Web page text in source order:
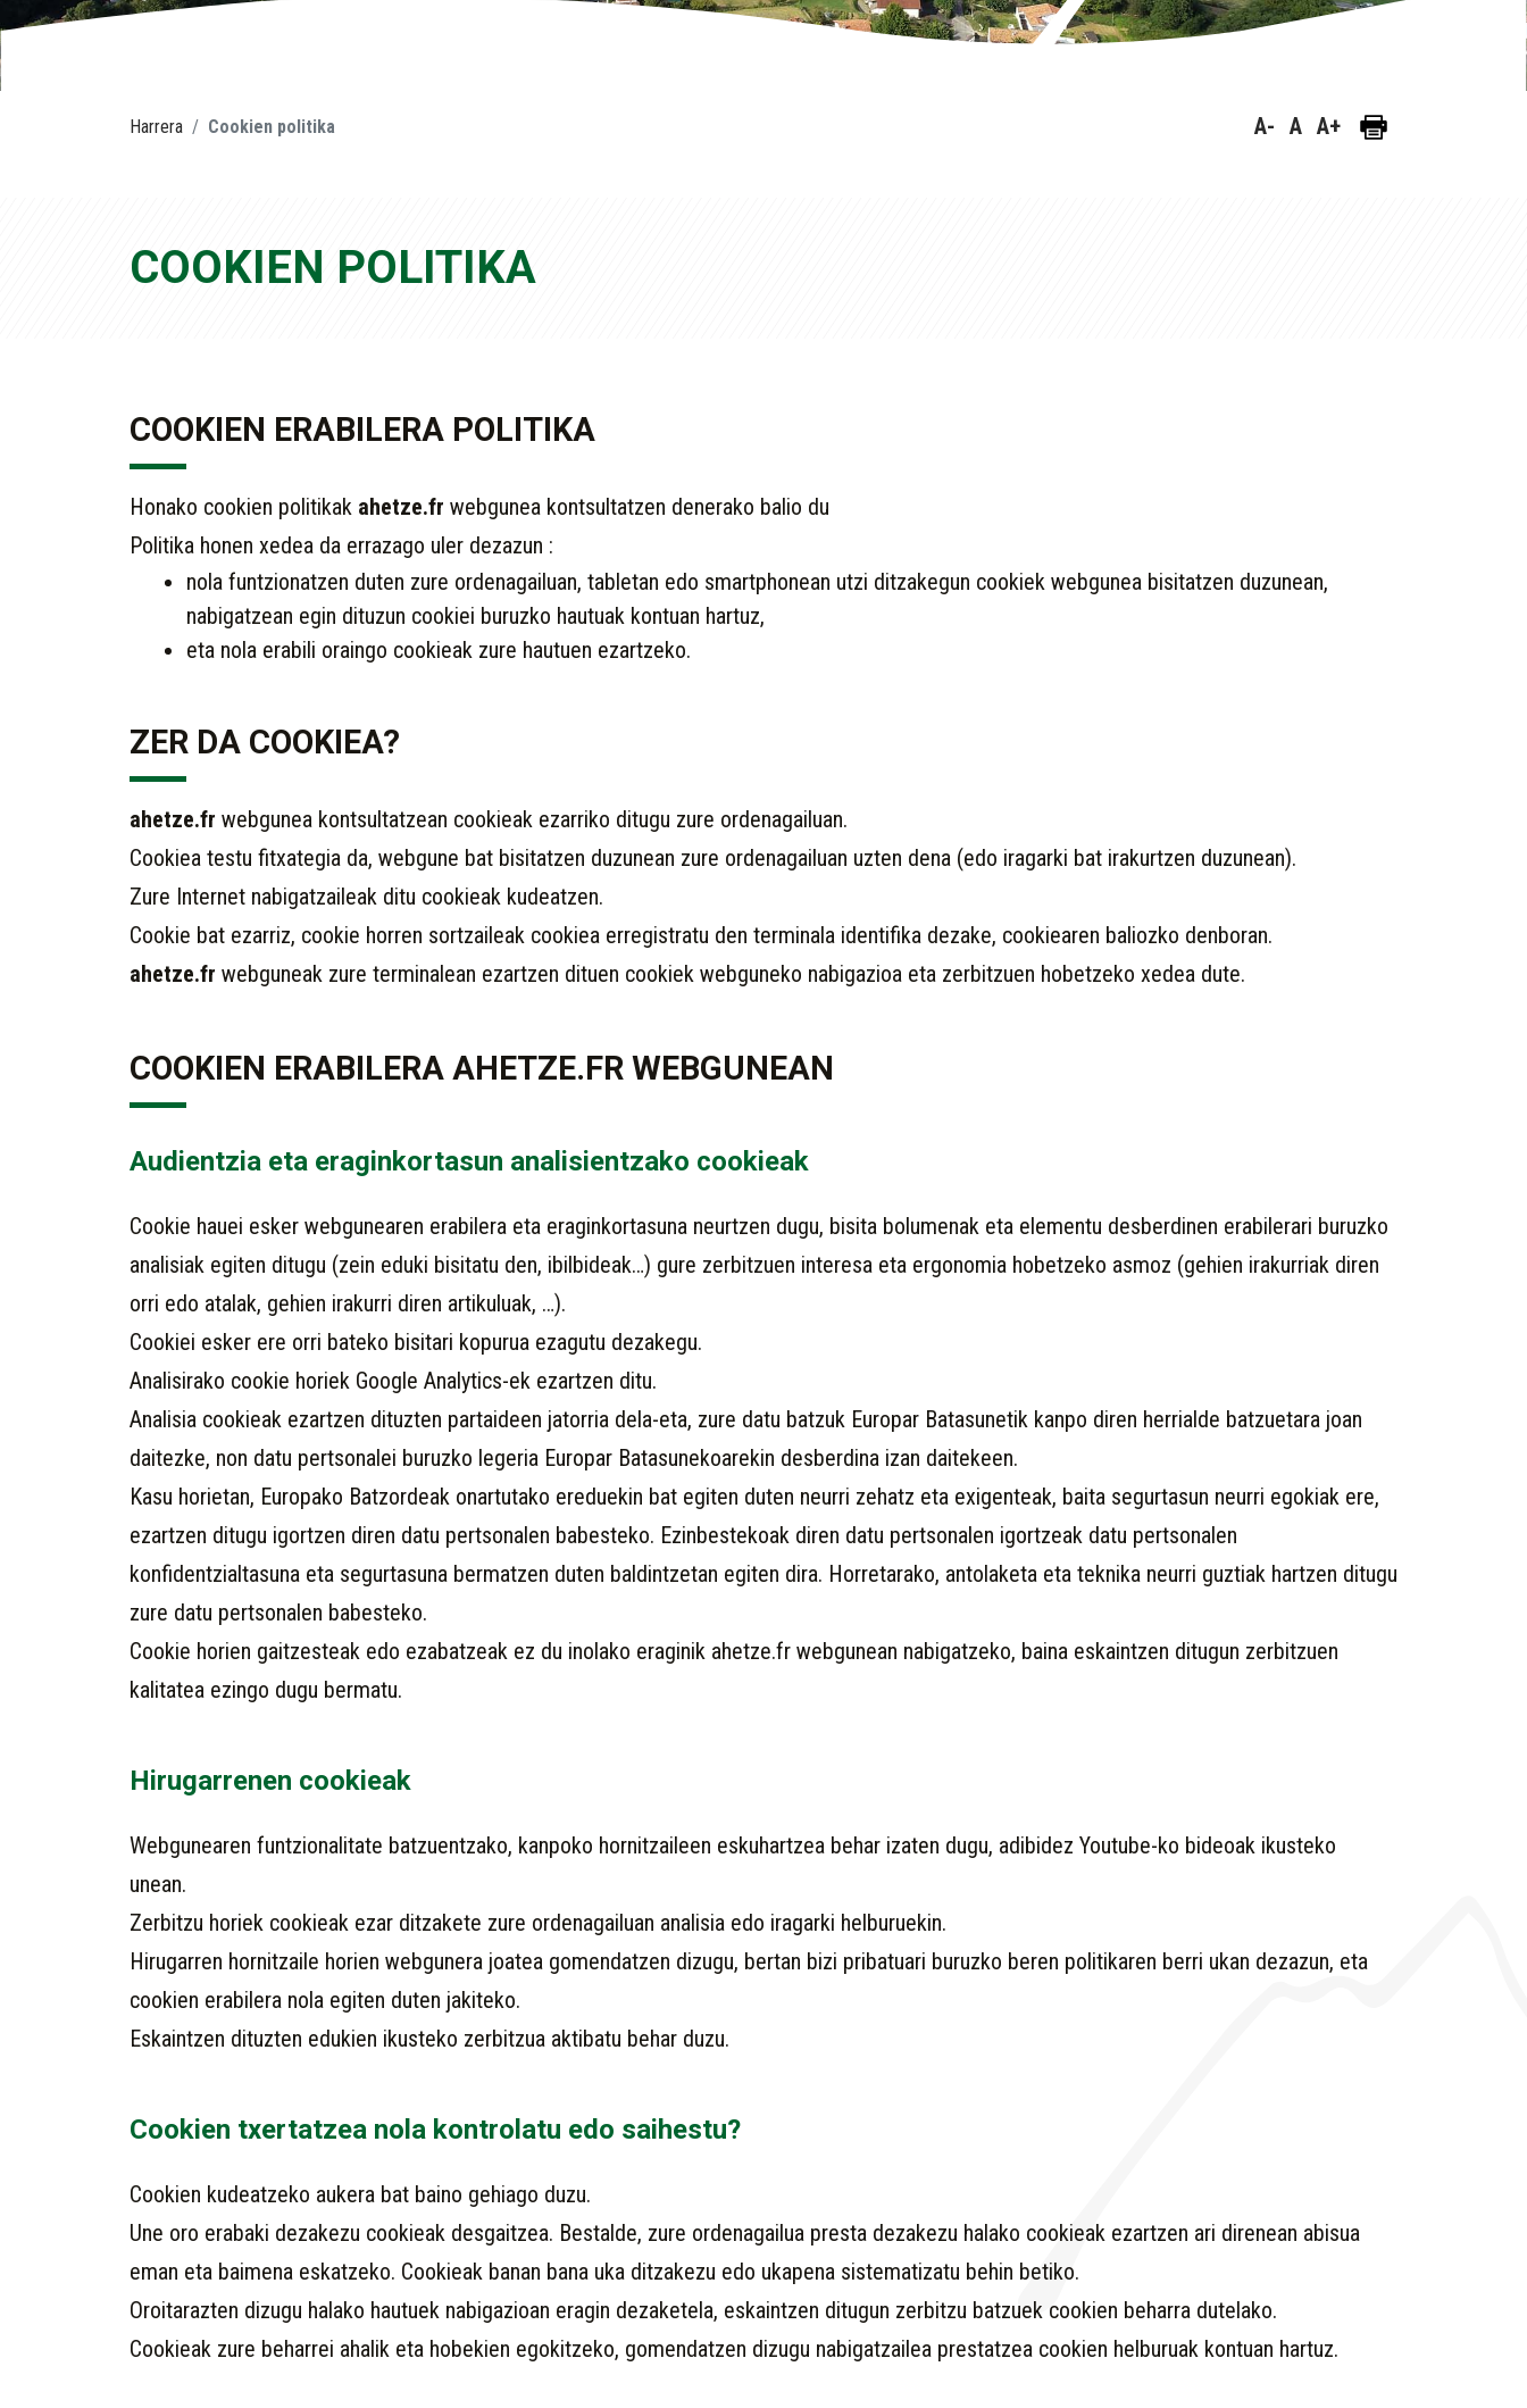
Harrera Cookien politika A- A A+
COOKIEN POLITIKA
COOKIEN ERABILERA POLITIKA
Honako cookien politikak ahetze.fr webgunea kontsultatzen denerako balio du
Politika honen xedea da errazago uler dezazun :
nola funtzionatzen duten zure ordenagailuan, tabletan edo smartphonean utzi ditzakegun cookiek webgunea bisitatzen duzunean,
nabigatzean egin dituzun cookiei buruzko hautuak kontuan hartuz,
eta nola erabili oraingo cookieak zure hautuen ezartzeko.
ZER DA COOKIEA?
ahetze.fr webgunea kontsultatzean cookieak ezarriko ditugu zure ordenagailuan.
Cookiea testu fitxategia da, webgune bat bisitatzen duzunean zure ordenagailuan uzten dena (edo iragarki bat irakurtzen duzunean).
Zure Internet nabigatzaileak ditu cookieak kudeatzen.
Cookie bat ezarriz, cookie horren sortzaileak cookiea erregistratu den terminala identifika dezake, cookiearen baliozko denboran.
ahetze.fr webguneak zure terminalean ezartzen dituen cookiek webguneko nabigazioa eta zerbitzuen hobetzeko xedea dute.
COOKIEN ERABILERA AHETZE.FR WEBGUNEAN
Audientzia eta eraginkortasun analisientzako cookieak
Cookie hauei esker webgunearen erabilera eta eraginkortasuna neurtzen dugu, bisita bolumenak eta elementu desberdinen erabilerari buruzko
analisiak egiten ditugu (zein eduki bisitatu den, ibilbideak…) gure zerbitzuen interesa eta ergonomia hobetzeko asmoz (gehien irakurriak diren
orri edo atalak, gehien irakurri diren artikuluak, …).
Cookiei esker ere orri bateko bisitari kopurua ezagutu dezakegu.
Analisirako cookie horiek Google Analytics-ek ezartzen ditu.
Analisia cookieak ezartzen dituzten partaideen jatorria dela-eta, zure datu batzuk Europar Batasunetik kanpo diren herrialde batzuetara joan
daitezke, non datu pertsonalei buruzko legeria Europar Batasunekoarekin desberdina izan daitekeen.
Kasu horietan, Europako Batzordeak onartutako ereduekin bat egiten duten neurri zehatz eta exigenteak, baita segurtasun neurri egokiak ere,
ezartzen ditugu igortzen diren datu pertsonalen babesteko. Ezinbestekoak diren datu pertsonalen igortzeak datu pertsonalen
konfidentzialtasuna eta segurtasuna bermatzen duten baldintzetan egiten dira. Horretarako, antolaketa eta teknika neurri guztiak hartzen ditugu
zure datu pertsonalen babesteko.
Cookie horien gaitzesteak edo ezabatzeak ez du inolako eraginik ahetze.fr webgunean nabigatzeko, baina eskaintzen ditugun zerbitzuen
kalitatea ezingo dugu bermatu.
Hirugarrenen cookieak
Webgunearen funtzionalitate batzuentzako, kanpoko hornitzaileen eskuhartzea behar izaten dugu, adibidez Youtube-ko bideoak ikusteko
unean.
Zerbitzu horiek cookieak ezar ditzakete zure ordenagailuan analisia edo iragarki helburuekin.
Hirugarren hornitzaile horien webgunera joatea gomendatzen dizugu, bertan bizi pribatuari buruzko beren politikaren berri ukan dezazun, eta
cookien erabilera nola egiten duten jakiteko.
Eskaintzen dituzten edukien ikusteko zerbitzua aktibatu behar duzu.
Cookien txertatzea nola kontrolatu edo saihestu?
Cookien kudeatzeko aukera bat baino gehiago duzu.
Une oro erabaki dezakezu cookieak desgaitzea. Bestalde, zure ordenagailua presta dezakezu halako cookieak ezartzen ari direnean abisua
eman eta baimena eskatzeko. Cookieak banan bana uka ditzakezu edo ukapena sistematizatu behin betiko.
Oroitarazten dizugu halako hautuek nabigazioan eragin dezaketela, eskaintzen ditugun zerbitzu batzuek cookien beharra dutelako.
Cookieak zure beharrei ahalik eta hobekien egokitzeko, gomendatzen dizugu nabigatzailea prestatzea cookien helburuak kontuan hartuz.